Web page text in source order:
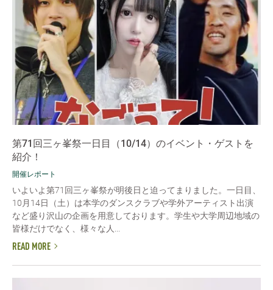
第71回三ヶ峯祭一日目（10/14）のイベント・ゲストを
紹介！
開催レポート
いよいよ第71回三ヶ峯祭が明後日と迫ってまりました。一日目、
10月14日（土）は本学のダンスクラブや学外アーティスト出演
など盛り沢山の企画を用意しております。学生や大学周辺地域の
皆様だけでなく、様々な人...
READ MORE